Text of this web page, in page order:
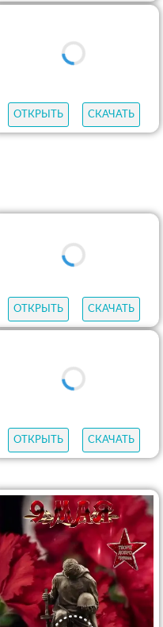
ОТКРЫТЬ СКАЧАТЬ